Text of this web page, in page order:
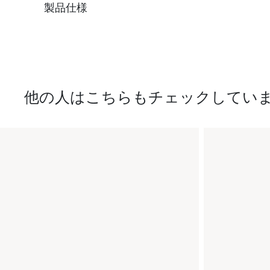
製品仕様
他の人はこちらもチェックしてい